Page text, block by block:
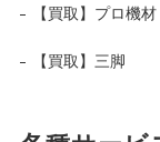
【買取】プロ機材
【買取】三脚